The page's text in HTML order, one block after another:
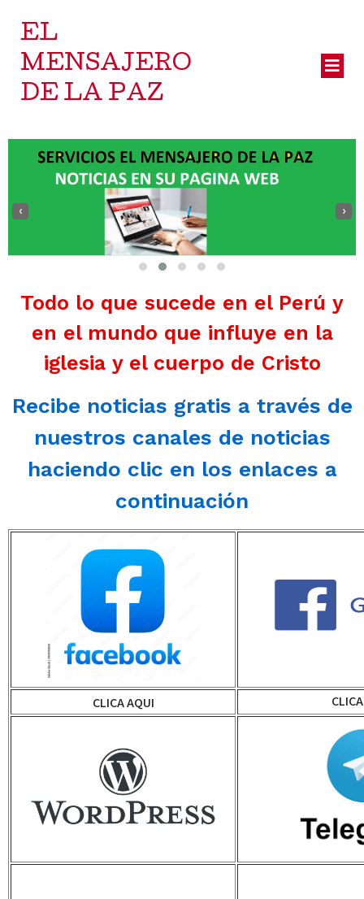
EL
MENSAJERO
DE LA PAZ
‹ ›
Todo lo que sucede en el Perú y
en el mundo que influye en la
iglesia y el cuerpo de Cristo
Recibe noticias gratis a través de
nuestros canales de noticias
haciendo clic en los enlaces a
continuación
CLICA AQUI